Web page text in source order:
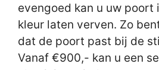
evengoed kan u uw poort
kleur laten verven. Zo
dat de poort past bij de
Vanaf €900,- kan u een